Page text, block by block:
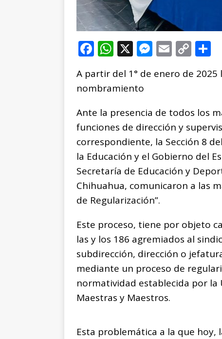
F
c
e
b
o
o
k
W
at
s
A
p
p
X M
ss
n
g
e
r
E
ai
C
p
Li
n
k
ti
r
A partir del 1° de enero de
nombramiento
Ante la presencia de todos los
funciones de dirección y
correspondiente, la Sección 8
la Educación y el Gobierno del
Secretaría de Educación y
Chihuahua, comunicaron a las
de Regularización”.
Este proceso, tiene por objeto
las y los 186 agremiados al
subdirección, dirección o
mediante un proceso de
normatividad establecida por la
Maestras y Maestros.
Esta problemática a la que hoy,